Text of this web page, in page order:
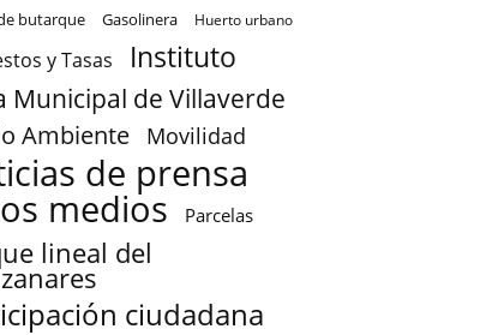
butarque
Gasolinera Huerto urbano
y Tasas Instituto
Municipal de Villaverde
Ambiente Movilidad
de prensa
medios Parcelas
lineal del
ciudadana